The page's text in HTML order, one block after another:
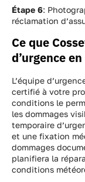
Étape 6:
réclamation
Ce que
d’urgence
L’équipe
certifié à votre
conditions le
les dommages
temporaire
et une fixation
dommages
planifiera la
conditions